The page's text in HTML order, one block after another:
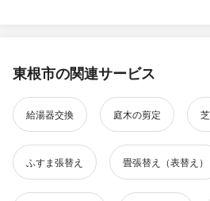
東根市の関連サービス
給湯器交換 庭木の剪定
ふすま張替え 畳張替え（表替え）